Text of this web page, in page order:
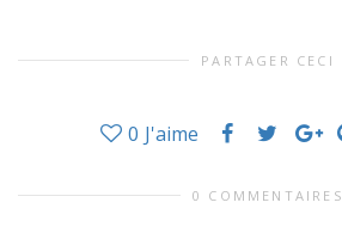
PARTAGER CECI
0 J'aime
0 COMMENTAIRES